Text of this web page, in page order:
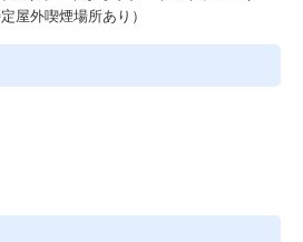
屋外喫煙場所あり）